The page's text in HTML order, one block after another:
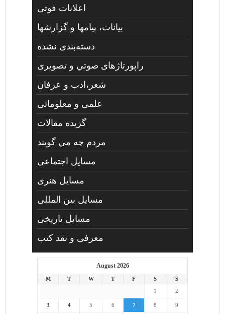
اعلانات فوتی
بیانات، پیامها و گزارشها
دسته‌بندی نشده
راپورتاژهای صوتي و تصويری
شعر،ادب و عرفان
علمی و معلوماتی
گزیده مقالات
مردم چه مي گويند
مسايل اجتماعي
مسايل هنری
مسایل بین المللی
مسایل تاریخی
معرفی و نقد کتب
August 2026
M T W T F S
S
1
2
3 4 5 6 7 8 9